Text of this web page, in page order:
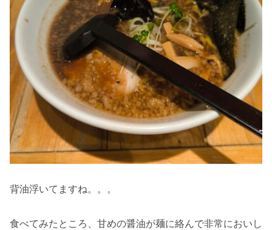
背油浮いてますね。。。
食べてみたところ、甘めの醤油が麺に絡んで非常においし